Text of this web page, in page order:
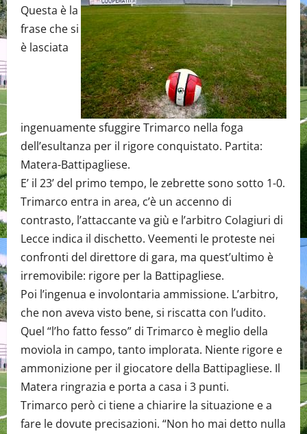
Questa è la
frase che si
è lasciata
ingenuamente sfuggire Trimarco nella foga
dell’esultanza per il rigore conquistato. Partita:
Matera-Battipagliese.
E’ il 23’ del primo tempo, le zebrette sono sotto 1-0.
Trimarco entra in area, c’è un accenno di
contrasto, l’attaccante va giù e l’arbitro Colagiuri di
Lecce indica il dischetto. Veementi le proteste nei
confronti del direttore di gara, ma quest’ultimo è
irremovibile: rigore per la Battipagliese.
Poi l’ingenua e involontaria ammissione. L’arbitro,
che non aveva visto bene, si riscatta con l’udito.
Quel “l’ho fatto fesso” di Trimarco è meglio della
moviola in campo, tanto implorata. Niente rigore e
ammonizione per il giocatore della Battipagliese. Il
Matera ringrazia e porta a casa i 3 punti.
Trimarco però ci tiene a chiarire la situazione e a
fare le dovute precisazioni. “Non ho mai detto nulla